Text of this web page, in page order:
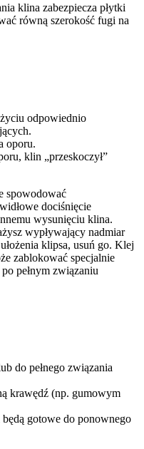
klina zabezpiecza płytki
równą szerokość fugi na
odpowiednio
oporu.
klin „przeskoczył”
spowodować
dociśnięcie
wysunięciu klina.
wypływający nadmiar
klipsa, usuń go. Klej
zablokować specjalnie
pełnym związaniu
do pełnego związania
krawędź (np. gumowym
gotowe do ponownego